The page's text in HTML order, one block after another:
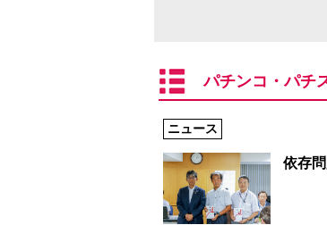
パチンコ・パチ
ニュース
依存